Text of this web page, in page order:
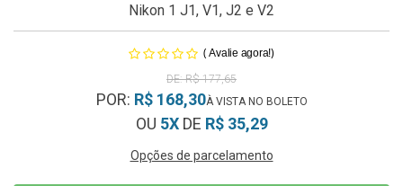
Nikon 1 J1, V1, J2 e V2
(Avalie agora!)
R$ 177,65
POR: R$ 168,30
OU 5XDE R$ 35,29
Opções de parcelamento